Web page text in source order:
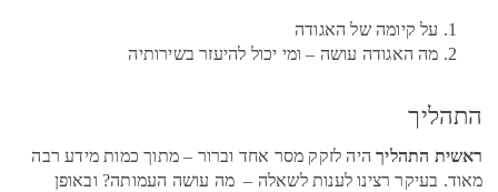
על קיומה של האגודה
מה האגודה עושה – ומי יכול להיעזר בשירותיה
התהליך
ראשית התהליךהיה לזקק מסר אחד וברור – מתוך כמות מידע רבה
מאוד. בעיקר רצינו לענות לשאלה – מה עושה העמותה? ובאופן